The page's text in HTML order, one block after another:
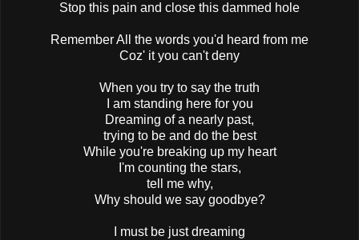
Stop this pain and close this dammed hole
Remember All the words you'd heard from me
Coz' it you can't deny
When you try to say the truth
I am standing here for you
Dreaming of a nearly past,
trying to be and do the best
While you're breaking up my heart
I'm counting the stars,
tell me why,
Why should we say goodbye?
I must be just dreaming